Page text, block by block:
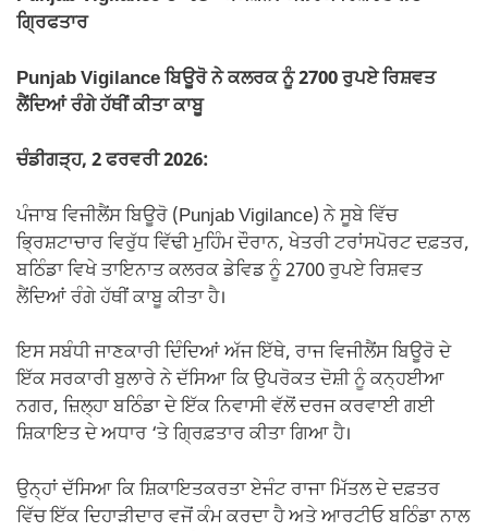
b
o
o
p
p
m n
k
ਗ੍ਰਿਫਤਾਰ
Punjab Vigilance ਬਿਊਰੋ ਨੇ ਕਲਰਕ ਨੂੰ 2700 ਰੁਪਏ ਰਿਸ਼ਵਤ
ਲੈਂਦਿਆਂ ਰੰਗੇ ਹੱਥੀਂ ਕੀਤਾ ਕਾਬੂ
ਚੰਡੀਗੜ੍ਹ, 2 ਫਰਵਰੀ 2026:
ਪੰਜਾਬ ਵਿਜੀਲੈਂਸ ਬਿਊਰੋ (Punjab Vigilance) ਨੇ ਸੂਬੇ ਵਿੱਚ
ਭ੍ਰਿਸ਼ਟਾਚਾਰ ਵਿਰੁੱਧ ਵਿੱਢੀ ਮੁਹਿੰਮ ਦੌਰਾਨ, ਖੇਤਰੀ ਟਰਾਂਸਪੋਰਟ ਦਫ਼ਤਰ,
ਬਠਿੰਡਾ ਵਿਖੇ ਤਾਇਨਾਤ ਕਲਰਕ ਡੇਵਿਡ ਨੂੰ 2700 ਰੁਪਏ ਰਿਸ਼ਵਤ
ਲੈਂਦਿਆਂ ਰੰਗੇ ਹੱਥੀਂ ਕਾਬੂ ਕੀਤਾ ਹੈ।
ਇਸ ਸਬੰਧੀ ਜਾਣਕਾਰੀ ਦਿੰਦਿਆਂ ਅੱਜ ਇੱਥੇ, ਰਾਜ ਵਿਜੀਲੈਂਸ ਬਿਊਰੋ ਦੇ
ਇੱਕ ਸਰਕਾਰੀ ਬੁਲਾਰੇ ਨੇ ਦੱਸਿਆ ਕਿ ਉਪਰੋਕਤ ਦੋਸ਼ੀ ਨੂੰ ਕਨ੍ਹਈਆ
ਨਗਰ, ਜ਼ਿਲ੍ਹਾ ਬਠਿੰਡਾ ਦੇ ਇੱਕ ਨਿਵਾਸੀ ਵੱਲੋਂ ਦਰਜ ਕਰਵਾਈ ਗਈ
ਸ਼ਿਕਾਇਤ ਦੇ ਅਧਾਰ ‘ਤੇ ਗ੍ਰਿਫ਼ਤਾਰ ਕੀਤਾ ਗਿਆ ਹੈ।
ਉਨ੍ਹਾਂ ਦੱਸਿਆ ਕਿ ਸ਼ਿਕਾਇਤਕਰਤਾ ਏਜੰਟ ਰਾਜਾ ਮਿੱਤਲ ਦੇ ਦਫ਼ਤਰ
ਵਿੱਚ ਇੱਕ ਦਿਹਾੜੀਦਾਰ ਵਜੋਂ ਕੰਮ ਕਰਦਾ ਹੈ ਅਤੇ ਆਰਟੀਓ ਬਠਿੰਡਾ ਨਾਲ